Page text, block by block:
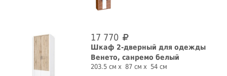
17 770
Шкаф 2-дверный для одежды
Венето, санремо белый
203.5 см 87 см 54 см